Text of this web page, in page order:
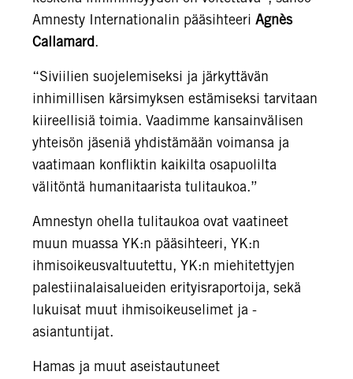
Amnesty Internationalin pääsihteeri Agnès
Callamard.
“Siviilien suojelemiseksi ja järkyttävän
inhimillisen kärsimyksen estämiseksi tarvitaan
kiireellisiä toimia. Vaadimme kansainvälisen
yhteisön jäseniä yhdistämään voimansa ja
vaatimaan konfliktin kaikilta osapuolilta
välitöntä humanitaarista tulitaukoa.”
Amnestyn ohella tulitaukoa ovat vaatineet
muun muassa YK:n pääsihteeri, YK:n
ihmisoikeusvaltuutettu, YK:n miehitettyjen
palestiinalaisalueiden erityisraportoija, sekä
lukuisat muut ihmisoikeuselimet ja -
asiantuntijat.
Hamas ja muut aseistautuneet